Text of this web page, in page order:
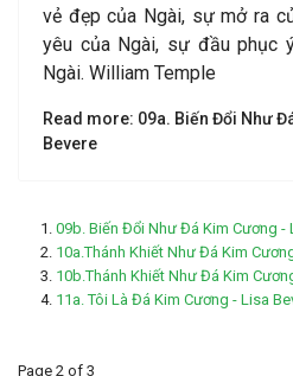
vẻ đẹp của Ngài, sự mở ra
yêu của Ngài, sự đầu phục
Ngài. William Temple
Read more: 09a. Biến Đổi Như
Bevere
09b. Biến Đổi Như Đá Kim Cương -
10a.Thánh Khiết Như Đá Kim
10b.Thánh Khiết Như Đá Kim
11a. Tôi Là Đá Kim Cương - Lisa
Page 2 of 3